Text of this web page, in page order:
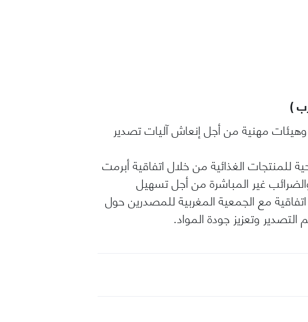
)
مهنية من أجل إنعاش آليات تصدير
الغذائية من خلال اتفاقية أبرمت
غير المباشرة من أجل تسهيل
اتفاقية مع الجمعية المغربية للمصدرين حول
التصدير وتعزيز جودة المواد.